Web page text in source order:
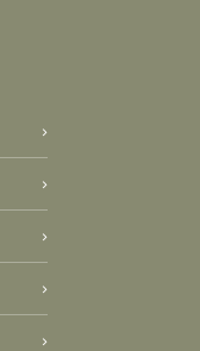
›
›
›
›
›